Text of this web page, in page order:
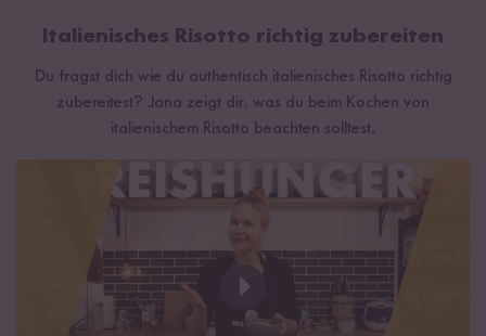
Italienisches Risotto richtig zubereiten
Du fragst dich wie du authentisch italienisches Risotto richtig
zubereitest? Jana zeigt dir, was du beim Kochen von
italienischem Risotto beachten solltest.